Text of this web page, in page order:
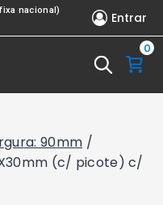
nacional) Entrar
0
90mm /
(c/ picote) c/